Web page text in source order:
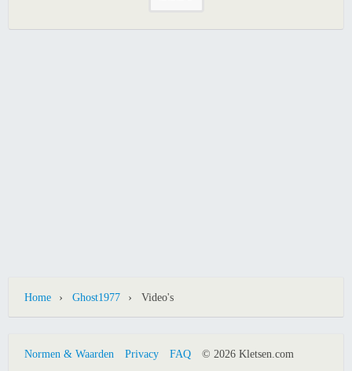
Home › Ghost1977 › Video's
Normen & Waarden Privacy FAQ © 2026 Kletsen.com